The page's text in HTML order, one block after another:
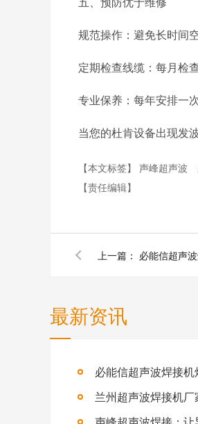
规范操作：避免长时间
定期检查线缆：每月检
专业保养：每年安排一
当您的杜肯设备出现发
【本文标签】 声峰超声波
【责任编辑】
上一篇：
最新资讯
兰州超声波焊接机